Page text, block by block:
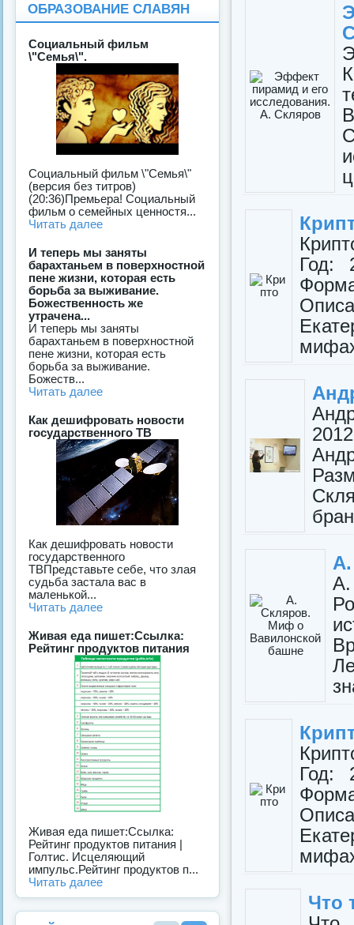
Год:
А.
Год:
Что
ОБРАЗОВАНИЕ СЛАВЯН
Социальный фильм
\"Семья\".
Социальный фильм \"Семья\"
(версия без титров)
(20:36)Премьера! Социальный
фильм о семейных ценностя...
Читать далее
И теперь мы заняты
барахтаньем в поверхностной
пене жизни, которая есть
борьба за выживание.
Божественность же
утрачена...
И теперь мы заняты
барахтаньем в поверхностной
пене жизни, которая есть
борьба за выживание.
Божеств...
Читать далее
Как дешифровать новости
государственного ТВ
Как дешифровать новости
государственного
ТВПредставьте себе, что злая
судьба застала вас в
маленькой...
Читать далее
Живая еда пишет:Ссылка:
Рейтинг продуктов питания
Живая еда пишет:Ссылка:
Рейтинг продуктов питания |
Голтис. Исцеляющий
импульс.Рейтинг продуктов п...
Читать далее